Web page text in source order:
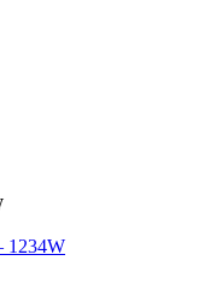
1234W